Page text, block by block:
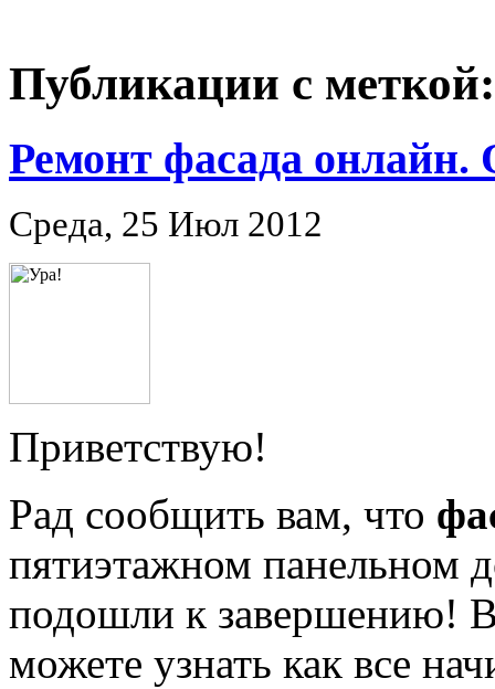
Публикации с
Ремонт фасада
Среда, 25 Июл 2012
Приветствую!
Рад сообщить вам, что
пятиэтажном панельном
подошли к завершению!
можете узнать как все